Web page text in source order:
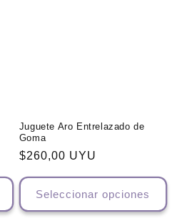
Juguete Aro Entrelazado de
Goma
Precio
$260,00 UYU
Seleccionar opciones